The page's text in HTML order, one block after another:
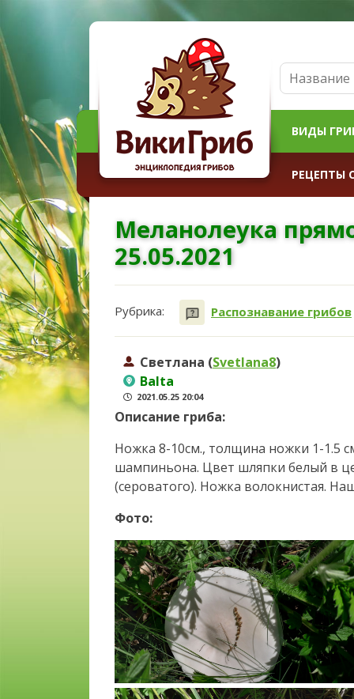
ВИДЫ
РЕЦЕПТЫ
Меланолеука
25.05.2021
Рубрика: Распознавание грибов
Светлана (Svetlana8)
Balta
2021.05.25 20:04
Описание гриба:
Ножка 8-10см., толщина ножки 1-1.5
шампиньона. Цвет шляпки белый в
(сероватого). Ножка волокнистая.
Фото: